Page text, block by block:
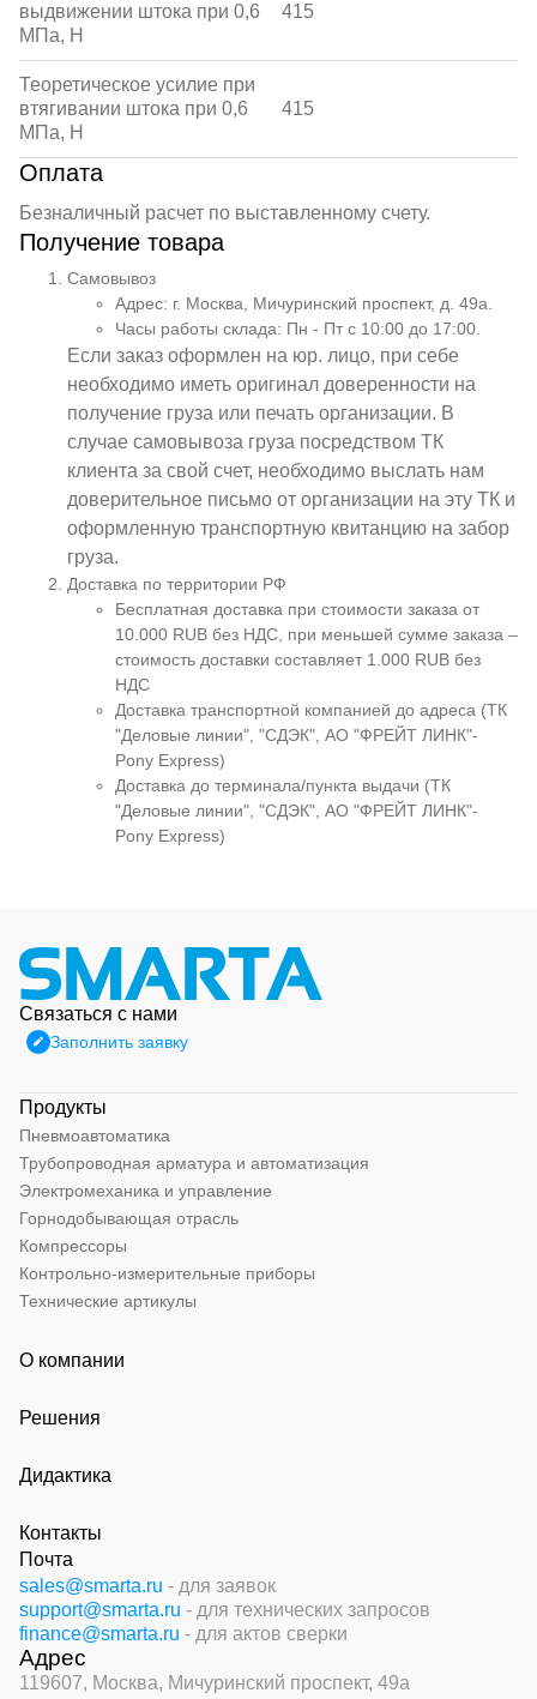
выдвижении штока при 0,6
МПа, Н
415
Теоретическое усилие при
втягивании штока при 0,6
МПа, Н
415
Оплата
Безналичный расчет по выставленному счету.
Получение товара
Самовывоз
Адрес: г. Москва, Мичуринский проспект, д. 49а.
Часы работы склада: Пн - Пт с 10:00 до 17:00.
Если заказ оформлен на юр. лицо, при себе
необходимо иметь оригинал доверенности на
получение груза или печать организации. В
случае самовывоза груза посредством ТК
клиента за свой счет, необходимо выслать нам
доверительное письмо от организации на эту ТК и
оформленную транспортную квитанцию на забор
груза.
Доставка по территории РФ
Бесплатная доставка при стоимости заказа от
10.000 RUB без НДС, при меньшей сумме заказа –
стоимость доставки составляет 1.000 RUB без
НДС
Доставка транспортной компанией до адреса (ТК
"Деловые линии", "СДЭК", АО "ФРЕЙТ ЛИНК"-
Pony Express)
Доставка до терминала/пункта выдачи (ТК
"Деловые линии", "СДЭК", АО "ФРЕЙТ ЛИНК"-
Pony Express)
Связаться с нами
Заполнить заявку
Продукты
Пневмоавтоматика
Трубопроводная арматура и автоматизация
Электромеханика и управление
Горнодобывающая отрасль
Компрессоры
Контрольно-измерительные приборы
Технические артикулы
О компании
Решения
Дидактика
Контакты
Почта
sales@smarta.ru - для заявок
support@smarta.ru - для технических запросов
finance@smarta.ru - для актов сверки
Адрес
119607, Москва, Мичуринский проспект, 49а